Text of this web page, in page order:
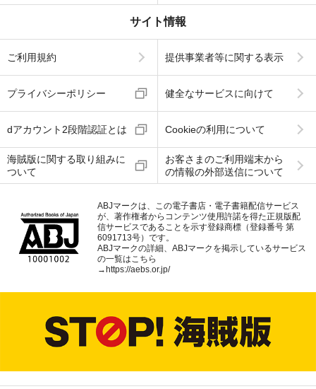
サイト情報
ご利用規約 提供事業者等に関する表示
プライバシーポリシー 健全なサービスに向けて
dアカウント2段階認証とは Cookieの利用について
海賊版に関する取り組みに
ついて
お客さまのご利用端末から
の情報の外部送信について
ABJマークは、この電子書店・電子書籍配信サービス
が、著作権者からコンテンツ使用許諾を得た正規版配
信サービスであることを示す登録商標（登録番号 第
6091713号）です。
ABJマークの詳細、ABJマークを掲示しているサービス
の一覧はこちら
→https://aebs.or.jp/